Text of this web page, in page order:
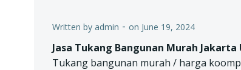
Written by admin - on June 19, 2024
Jasa Tukang Bangunan Murah Jakarta
Tukang bangunan murah / harga